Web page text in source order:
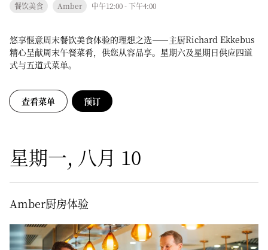
餐饮美食 Amber 中午12:00 - 下午4:00
悠享惬意周末餐饮美食体验的理想之选——主厨Richard Ekkebus
精心呈献周末午餐菜肴，供您从容品享。星期六及星期日供应四道
式与五道式菜单。
查看菜单 预订
星期一, 八月 10
Amber厨房体验